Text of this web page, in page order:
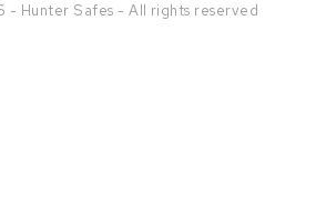
- Hunter Safes - All rights reserved